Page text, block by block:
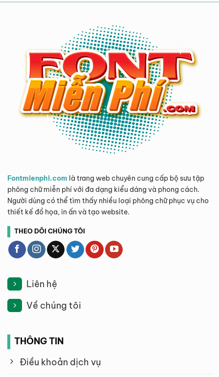
Fontmienphi.com là trang web chuyên cung cấp bộ sưu tập
phông chữ miễn phí với đa dạng kiểu dáng và phong cách.
Người dùng có thể tìm thấy nhiều loại phông chữ phục vụ cho
thiết kế đồ họa, in ấn và tạo website.
THEO DÕI CHÚNG TÔI
Liên hệ
Về chúng tôi
THÔNG TIN
Điều khoản dịch vụ